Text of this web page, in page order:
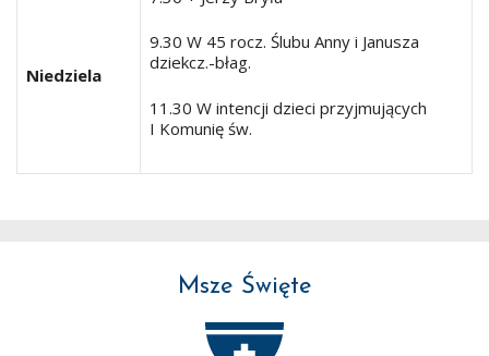
Niedziela
9.30 W 45 rocz. Ślubu Anny i Janusza
dziekcz.-błag.
11.30 W intencji dzieci przyjmujących
I Komunię św.
Msze Święte